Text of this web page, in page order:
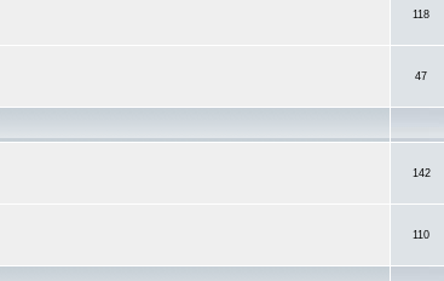
118
47
142
110